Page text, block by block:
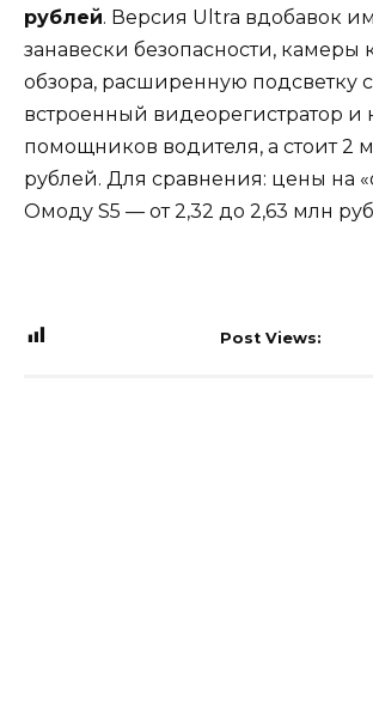
рублей. Версия Ultra вдобавок
занавески безопасности, камеры
обзора, расширенную подсветку
встроенный видеорегистратор и
помощников водителя, а стоит 2
рублей. Для сравнения: цены на
Омоду S5 — от 2,32 до 2,63 млн
Post Views: